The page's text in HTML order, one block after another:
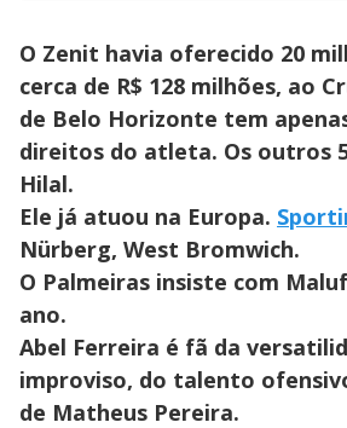
O Zenit havia oferecido 20
cerca de R$ 128 milhões, ao
de Belo Horizonte tem
direitos do atleta. Os outros
Hilal.
Ele já atuou na Europa.
Nürberg, West Bromwich.
O Palmeiras insiste com
ano.
Abel Ferreira é fã da
improviso, do talento
de Matheus Pereira.